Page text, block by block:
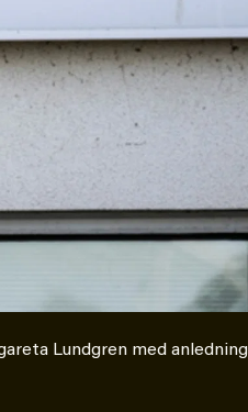
Lundgren med anledning